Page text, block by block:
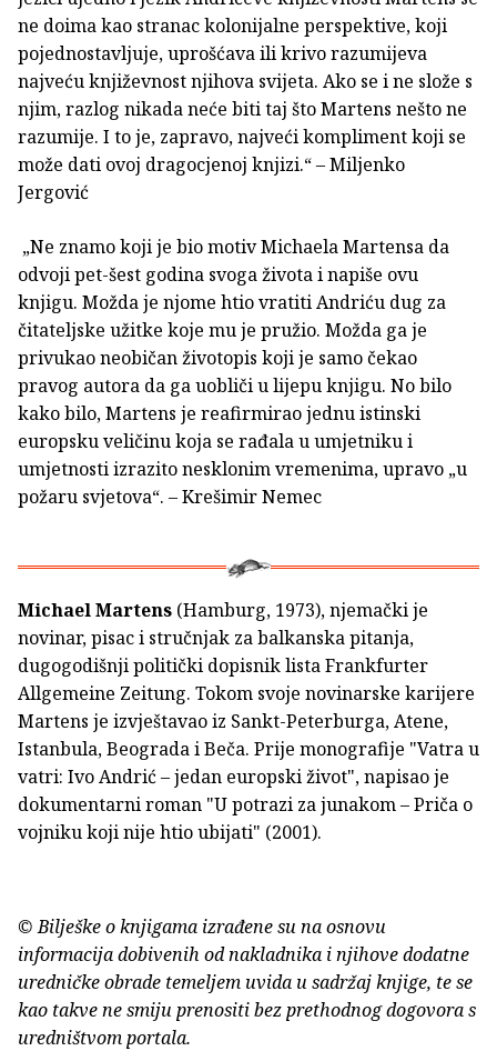
ne doima kao stranac kolonijalne perspektive, koji
pojednostavljuje, uprošćava ili krivo razumijeva
najveću književnost njihova svijeta. Ako se i ne slože s
njim, razlog nikada neće biti taj što Martens nešto ne
razumije. I to je, zapravo, najveći kompliment koji se
može dati ovoj dragocjenoj knjizi.“ – Miljenko
Jergović
„Ne znamo koji je bio motiv Michaela Martensa da
odvoji pet-šest godina svoga života i napiše ovu
knjigu. Možda je njome htio vratiti Andriću dug za
čitateljske užitke koje mu je pružio. Možda ga je
privukao neobičan životopis koji je samo čekao
pravog autora da ga uobliči u lijepu knjigu. No bilo
kako bilo, Martens je reafirmirao jednu istinski
europsku veličinu koja se rađala u umjetniku i
umjetnosti izrazito nesklonim vremenima, upravo „u
požaru svjetova“. – Krešimir Nemec
Michael Martens (Hamburg, 1973), njemački je
novinar, pisac i stručnjak za balkanska pitanja,
dugogodišnji politički dopisnik lista Frankfurter
Allgemeine Zeitung. Tokom svoje novinarske karijere
Martens je izvještavao iz Sankt-Peterburga, Atene,
Istanbula, Beograda i Beča. Prije monografije "Vatra u
vatri: Ivo Andrić – jedan europski život", napisao je
dokumentarni roman "U potrazi za junakom – Priča o
vojniku koji nije htio ubijati" (2001).
© Bilješke o knjigama izrađene su na osnovu
informacija dobivenih od nakladnika i njihove dodatne
uredničke obrade temeljem uvida u sadržaj knjige, te se
kao takve ne smiju prenositi bez prethodnog dogovora s
uredništvom portala.